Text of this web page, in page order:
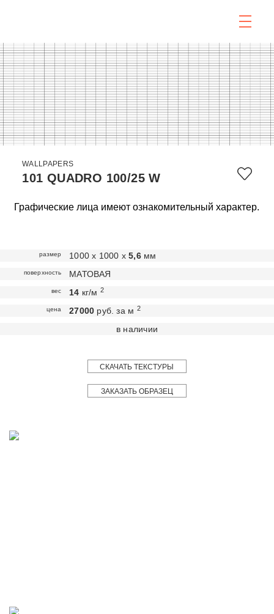
WALLPAPERS
101 QUADRO 100/25 W
Графические лица имеют ознакомительный характер.
размер 1000 х 1000 х5,6мм
поверхность МАТОВАЯ
вес 14 кг/м 2
цена 27000 руб. за м 2
в наличии
СКАЧАТЬ ТЕКСТУРЫ
ЗАКАЗАТЬ ОБРАЗЕЦ